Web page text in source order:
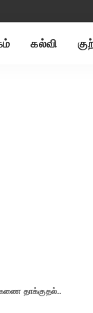
கல்வி
தாக்குதல்..